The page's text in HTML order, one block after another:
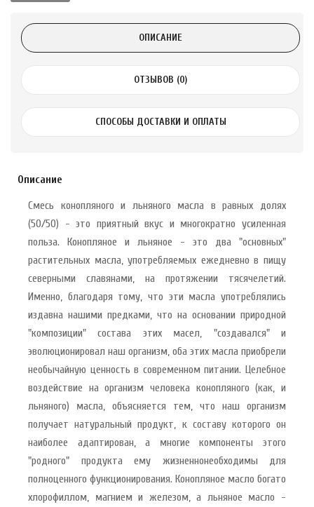
75 г
ОПИСАНИЕ
ОТЗЫВОВ (0)
СПОСОБЫ ДОСТАВКИ И ОПЛАТЫ
Описание
Смесь конопляного и льняного масла в равных долях
(50/50) - это приятный вкус и многократно усиленная
польза. Конопляное и льняное - это два "основных"
растительных масла, употребляемых ежедневно в пищу
северными славянами, на протяжении тясячелетий.
Именно, благодаря тому, что эти масла употреблялись
издавна нашими предками, что на основании природной
"композиции" состава этих масел, "создавался" и
эволюционировал наш организм, оба этих масла приобрели
необычайную ценность в современном питании. Целебное
воздействие на организм человека конопляного (как, и
льняного) масла, объясняется тем, что наш организм
получает натуральный продукт, к составу которого он
наиболее адаптирован, а многие компоненты этого
"родного" продукта ему жизненнонеобходимы для
полноценного функционирования. Конопляное масло богато
хлорофиллом, магнием и железом, а льняное масло -